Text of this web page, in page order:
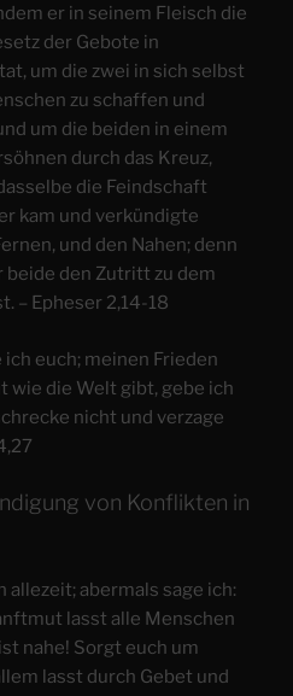
er in seinem Fleisch die
der Gebote in
um die zwei in sich selbst
zu schaffen und
um die beiden in einem
durch das Kreuz,
die Feindschaft
kam und verkündigte
und den Nahen; denn
beide den Zutritt zu dem
– Epheser 2,14-18
euch; meinen Frieden
wie die Welt gibt, gebe ich
nicht und verzage
von Konflikten in
allezeit; abermals sage ich:
lasst alle Menschen
nahe! Sorgt euch um
lasst durch Gebet und